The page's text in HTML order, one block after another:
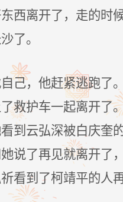
西离开了，走的时
了。
己，他赶紧逃跑了
救护车一起离开了
到云弘深被白庆奎
说了再见就离开了
看到了柯靖平的人